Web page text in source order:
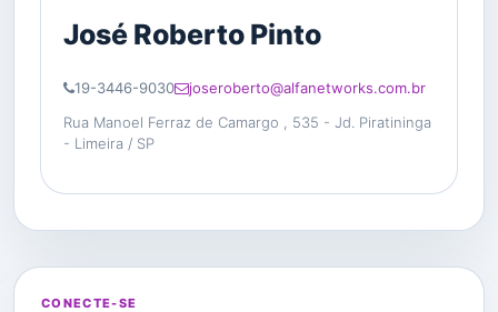
José Roberto Pinto
19-3446-9030
joseroberto@alfanetworks.com.br
Rua Manoel Ferraz de Camargo , 535 - Jd. Piratininga
- Limeira / SP
CONECTE-SE